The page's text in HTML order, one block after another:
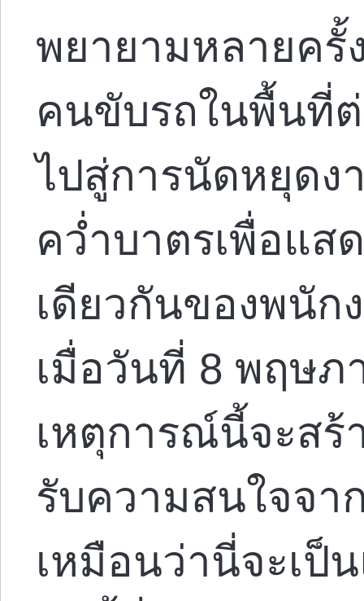
พยายามหลายครั้
คนขับรถในพื้นที่
ไปสู่การนัดหยุดง
คว่ำบาตรเพื่อแส
เดียวกันของพนัก
เมื่อวันที่ 8 พฤษภ
เหตุการณ์นี้จะสร้
รับความสนใจจา
เหมือนว่านี่จะเป็